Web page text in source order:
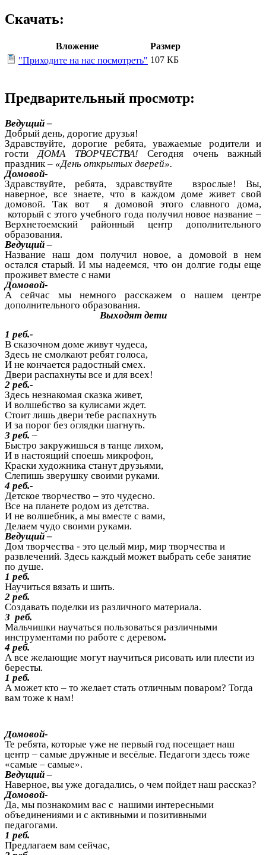
Скачать:
Вложение
Размер
"Приходите на нас посмотреть" 107 КБ
Предварительный просмотр:
Ведущий –
Добрый день, дорогие друзья!
Здравствуйте, дорогие ребята, уважаемые родители и
гостиДОМА ТВОРЧЕСТВА! Сегодня очень важный
праздник – «День открытых дверей».
Домовой-
Здравствуйте, ребята, здравствуйте взрослые! Вы,
наверное, все знаете, что в каждом доме живет свой
домовой. Так вот я домовой этого славного дома,
который с этого учебного года получил новое название –
Верхнетоемский районный центр дополнительного
образования.
Ведущий –
Название наш дом получил новое, а домовой в нем
остался старый. И мы надеемся, что он долгие годы еще
проживет вместе с нами
Домовой-
А сейчас мы немного расскажем о нашем центре
дополнительного образования.
Выходят дети
1 реб.-
В сказочном доме живут чудеса,
Здесь не смолкают ребят голоса,
И не кончается радостный смех.
Двери распахнуты все и для всех!
2 реб.-
Здесь незнакомая сказка живет,
И волшебство за кулисами ждет.
Стоит лишь двери тебе распахнуть
И за порог без оглядки шагнуть.
3 реб. –
Быстро закружишься в танце лихом,
И в настоящий споешь микрофон,
Краски художника станут друзьями,
Слепишь зверушку своими руками.
4 реб.-
Детское творчество – это чудесно.
Все на планете родом из детства.
И не волшебник, а мы вместе с вами,
Делаем чудо своими руками.
Ведущий –
Дом творчества - это целый мир, мир творчества и
развлечений. Здесь каждый может выбрать себе занятие
по душе.
1 реб.
Научиться вязать и шить.
2 реб.
Создавать поделки из различного материала.
3 реб.
Мальчишки научаться пользоваться различными
инструментами по работе с деревом.
4 реб.
А все желающие могут научиться рисовать или плести из
бересты.
1 реб.
А может кто – то желает стать отличным поваром? Тогда
вам тоже к нам!
Домовой-
Те ребята, которые уже не первый год посещает наш
центр – самые дружные и весёлые. Педагоги здесь тоже
«самые – самые».
Ведущий –
Наверное, вы уже догадались, о чем пойдет наш рассказ?
Домовой-
Да, мы познакомим вас с нашими интересными
объединениями и с активными и позитивными
педагогами.
1 реб.
Предлагаем вам сейчас,